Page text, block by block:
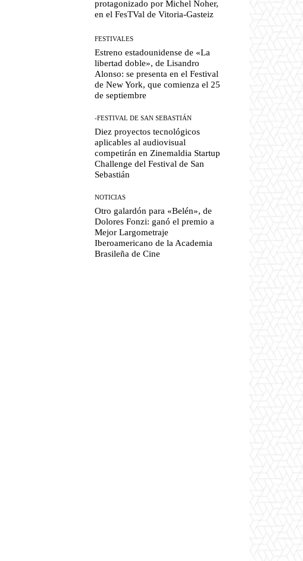
protagonizado por Michel Noher,
en el FesTVal de Vitoria-Gasteiz
FESTIVALES
Estreno estadounidense de «La
libertad doble», de Lisandro
Alonso: se presenta en el Festival
de New York, que comienza el 25
de septiembre
-FESTIVAL DE SAN SEBASTIÁN
Diez proyectos tecnológicos
aplicables al audiovisual
competirán en Zinemaldia Startup
Challenge del Festival de San
Sebastián
NOTICIAS
Otro galardón para «Belén», de
Dolores Fonzi: ganó el premio a
Mejor Largometraje
Iberoamericano de la Academia
Brasileña de Cine